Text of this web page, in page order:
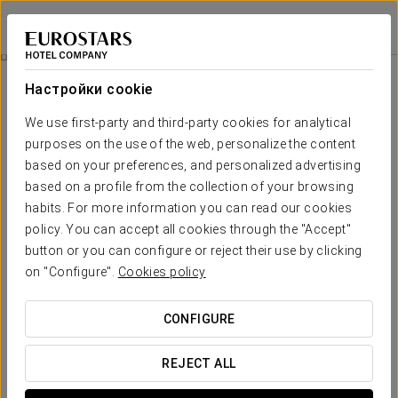
Настройки cookie
We use first-party and third-party cookies for analytical
purposes on the use of the web, personalize the content
based on your preferences, and personalized advertising
based on a profile from the collection of your browsing
habits. For more information you can read our cookies
policy. You can accept all cookies through the "Accept"
button or you can configure or reject their use by clicking
on "Configure". Cookies policy
CONFIGURE
REJECT ALL
Eurostars Palacio de Cristal
ОВЬЕДО
Номера
Необходимые вам комфорт и
отдых
Номера отеляEurostars Palacio de Cristalвыходят за
рамки классического понимания и дарят неповторимое
ощущение уюта и исключительности. Они обставлены и
оформлены в модернистском стиле, а также оснащены
последнему слову технологий, включая умную систему
цветотерапии, благодаря которой гость может настроить
Каждая мелочь любого номера направлена на комфортное
пребывание гостя, которому обеспечивается
индивидуальный подход и предлагаются
услуги.